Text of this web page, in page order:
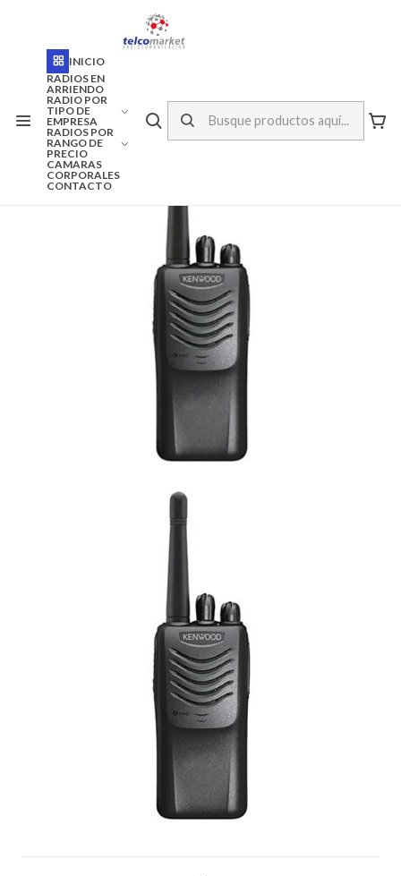
INICIO
RADIOS EN
ARRIENDO
RADIO POR
TIPO DE
EMPRESA
RADIOS POR
RANGO DE
PRECIO
CAMARAS
CORPORALES
CONTACTO
ENVÍO A TODO CHILE
Inicio Marcas
Kenwood
RADIO PORTATIL KENWOOD TK-3000K UHF